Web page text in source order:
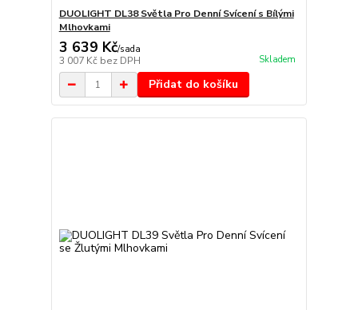
DUOLIGHT DL38 Světla Pro Denní Svícení s Bílými
Mlhovkami
3 639 Kč/sada
3 007 Kč bez DPH Skladem
Přidat do košíku